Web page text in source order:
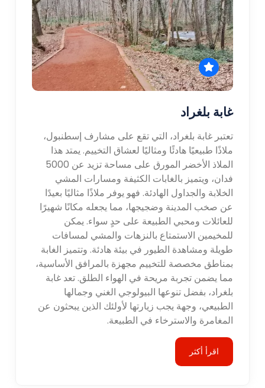
غابة بلغراد
تعتبر غابة بلغراد، التي تقع على مشارف إسطنبول،
ملاذًا طبيعيًا هادئًا ومثاليًا لعشاق التخييم. يمتد هذا
الملاذ الأخضر المورق على مساحة تزيد عن 5000
فدان، ويتميز بالغابات الكثيفة ومسارات المشي
الخلابة والجداول الهادئة. فهو يوفر ملاذًا مثاليًا بعيدًا
عن صخب المدينة وضجيجها، مما يجعله مكانًا شهيرًا
للعائلات ومحبي الطبيعة على حدٍ سواء. يمكن
للمخيمين الاستمتاع بالنزهات والمشي لمسافات
طويلة ومشاهدة الطيور في بيئة هادئة. وتتميز الغابة
بمناطق مخصصة للتخييم مجهزة بالمرافق الأساسية،
مما يضمن تجربة مريحة في الهواء الطلق. تعد غابة
بلغراد، بفضل تنوعها البيولوجي الغني وجمالها
الطبيعي، وجهة يجب زيارتها لأولئك الذين يبحثون عن
المغامرة والاسترخاء في الطبيعة.
اقرأ أكثر